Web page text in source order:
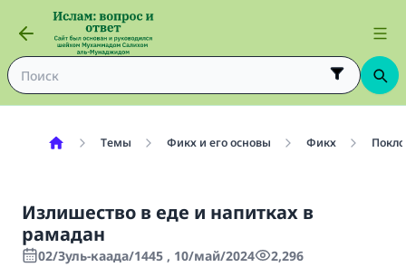
Темы Фикх и его основы Фикх
Излишество в еде и напитках в
рамадан
02/Зуль-каада/1445 , 10/май/2024 2,296